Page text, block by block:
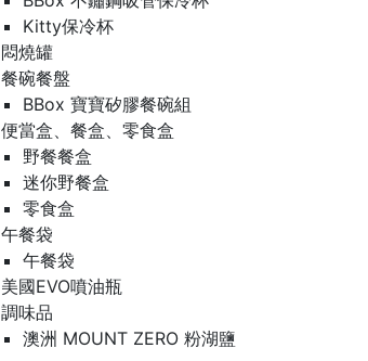
Kitty保冷杯
悶燒罐
餐碗餐盤
BBox 寶寶矽膠餐碗組
便當盒、餐盒、零食盒
野餐餐盒
迷你野餐盒
零食盒
午餐袋
午餐袋
美國EVO噴油瓶
調味品
澳洲 MOUNT ZERO 粉湖鹽